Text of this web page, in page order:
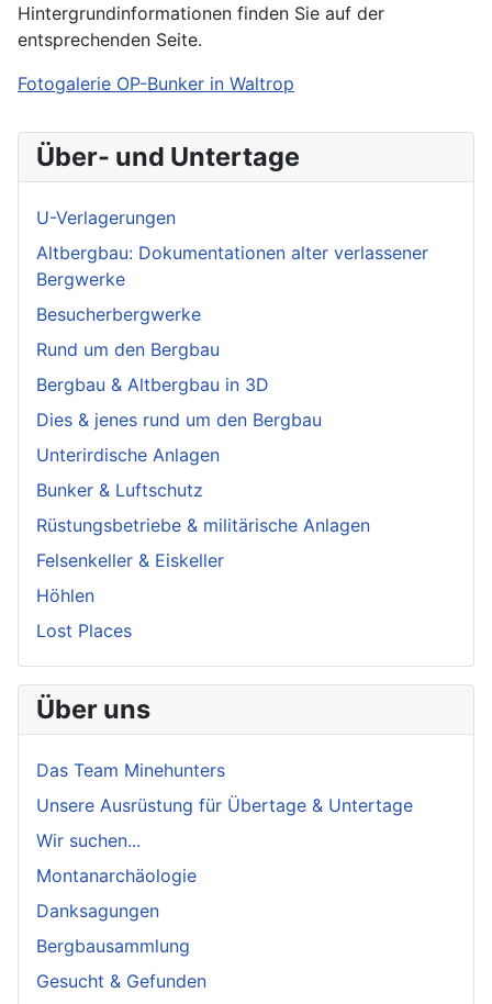
Hintergrundinformationen finden Sie auf der
entsprechenden Seite.
Fotogalerie OP-Bunker in Waltrop
Über- und Untertage
U-Verlagerungen
Altbergbau: Dokumentationen alter verlassener
Bergwerke
Besucherbergwerke
Rund um den Bergbau
Bergbau & Altbergbau in 3D
Dies & jenes rund um den Bergbau
Unterirdische Anlagen
Bunker & Luftschutz
Rüstungsbetriebe & militärische Anlagen
Felsenkeller & Eiskeller
Höhlen
Lost Places
Über uns
Das Team Minehunters
Unsere Ausrüstung für Übertage & Untertage
Wir suchen...
Montanarchäologie
Danksagungen
Bergbausammlung
Gesucht & Gefunden